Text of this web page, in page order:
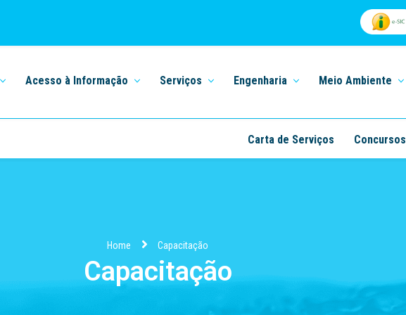
Acesso à Informação Serviços Engenharia Meio Ambiente
Carta de Serviços Concursos
Home Capacitação
Capacitação